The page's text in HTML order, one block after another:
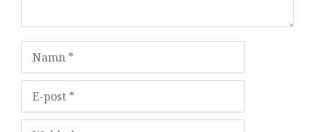
Namn
post